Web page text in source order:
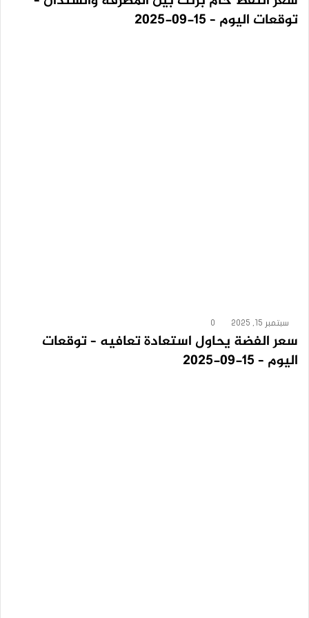
توقعات اليوم – 15-09-2025
سبتمبر 15, 2025 0
سعر الفضة يحاول استعادة تعافيه – توقعات
اليوم – 15-09-2025